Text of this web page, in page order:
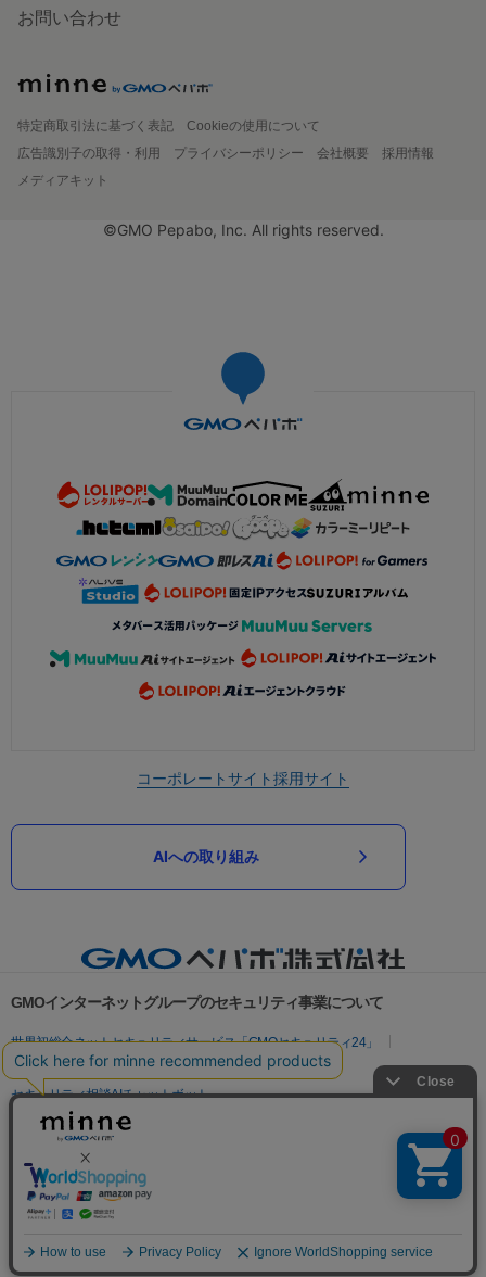
お問い合わせ
特定商取引法に基づく表記
Cookieの使用について
広告識別子の取得・利用
プライバシーポリシー 会社概要
採用情報
メディアキット
©GMO Pepabo, Inc. All rights reserved.
コーポレートサイト採用サイト
AIへの取り組み
GMOインターネットグループのセキュリティ事業について
世界初総合ネットセキュリティサービス「GMOセキュリティ24」
パスワード漏洩診断
Webサイトリスク診断
セキュリティ相談AIチャットボット
実在証明・盗聴対策
サイバー攻撃対策（GMO Flatt Security）
セキュリティ事業の軌跡